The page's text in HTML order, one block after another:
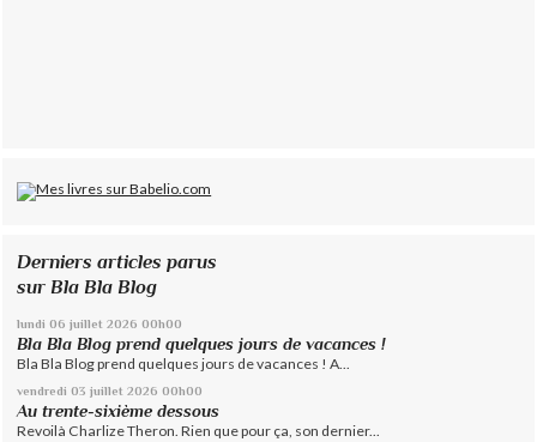
Derniers articles parus
sur Bla Bla Blog
lundi 06 juillet 2026 00h00
Bla Bla Blog prend quelques jours de vacances !
Bla Bla Blog prend quelques jours de vacances ! A...
vendredi 03 juillet 2026 00h00
Au trente-sixième dessous
Revoilà Charlize Theron. Rien que pour ça, son dernier...